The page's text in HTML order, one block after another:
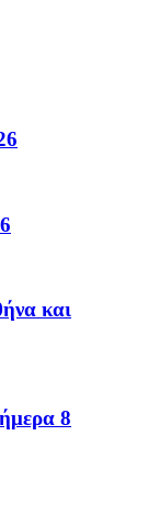
και
8